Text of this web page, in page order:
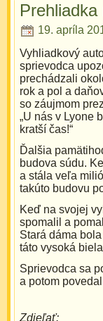
Prehliadka
19. apríla
Vyhliadkový
sprievodca
prechádzali
rok a pol a
so záujmom
„U nás v Lyone
kratší čas!“
Ďalšia
budova súdu.
a stála veľa
takúto budovu
Keď na svojej
spomalil a
Stará dáma
táto vysoká
Sprievodca sa
a potom
Zdieľať: